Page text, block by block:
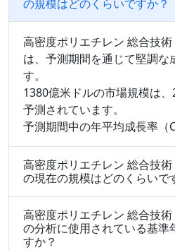
の規模はどのくらいですか？
高密度ポリエチレン 総合技
は、予測期間を通じて堅調な
す。
1380億米ドルの市場規模は
予測されています。
予測期間中の年平均成長率（
高密度ポリエチレン 総合技
の現在の規模はどのくらいで
高密度ポリエチレン 総合技
の分析に使用されている基準
すか？